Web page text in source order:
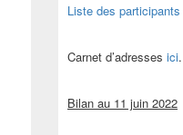
Liste des participants
Carnet d’adresses ici.
Bilan au 11 juin 2022